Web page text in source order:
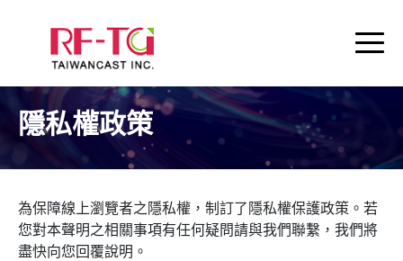
隱私權政策
為保障線上瀏覽者之隱私權，制訂了隱私權保護政策。若
您對本聲明之相關事項有任何疑問請與我們聯繫，我們將
盡快向您回覆說明。